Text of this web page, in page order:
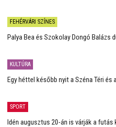
FEHÉRVÁRI SZÍNES
Palya Bea és Szokolay Dongó Balázs
KULTÚRA
Egy héttel később nyit a Széna Téri
SPORT
Idén augusztus 20-án is várják a futás